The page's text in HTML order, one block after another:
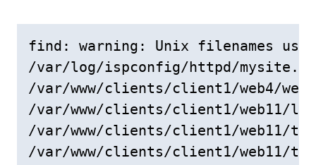
find: warning: Unix filenames
/var/log/ispconfig/httpd/
/var/www/clients/client1/web4/
/var/www/clients/client1/web11/
/var/www/clients/client1/web11/
/var/www/clients/client1/web11/